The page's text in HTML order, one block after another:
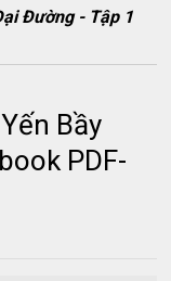
Đường - Tập 1
Bầy
PDF-